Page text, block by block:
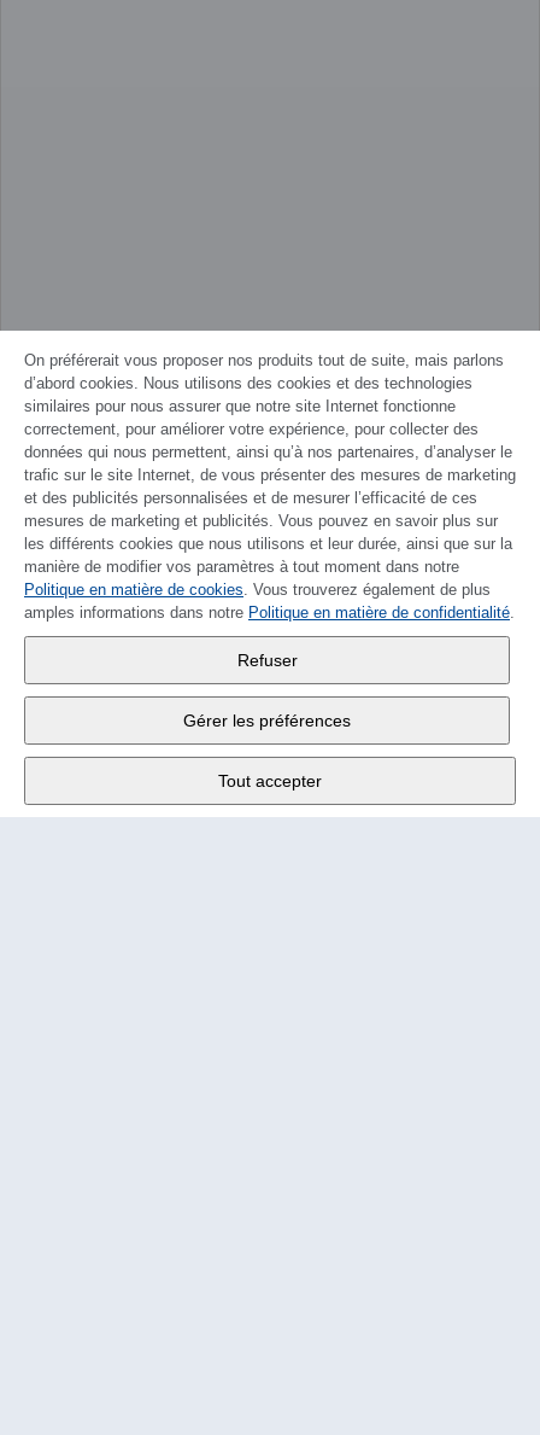
DEUTSCH
Fabrikstrasse 10, 3176 Neuenegg
Lu - Ve 9:00 - 12:00 h
Tél. +4131 377 21 11
On préférerait vous proposer nos produits tout de suite, mais parlons
d’abord cookies. Nous utilisons des cookies et des technologies
similaires pour nous assurer que notre site Internet fonctionne
correctement, pour améliorer votre expérience, pour collecter des
données qui nous permettent, ainsi qu’à nos partenaires, d’analyser le
trafic sur le site Internet, de vous présenter des mesures de marketing
et des publicités personnalisées et de mesurer l’efficacité de ces
mesures de marketing et publicités. Vous pouvez en savoir plus sur
les différents cookies que nous utilisons et leur durée, ainsi que sur la
manière de modifier vos paramètres à tout moment dans notre
Politique en matière de cookies. Vous trouverez également de plus
amples informations dans notre Politique en matière de confidentialité.
Refuser
Gérer les préférences
Tout accepter